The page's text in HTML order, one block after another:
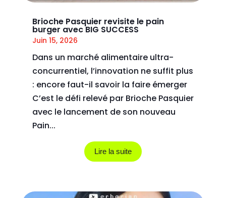
Brioche Pasquier revisite le pain
burger avec BIG SUCCESS
Juin 15, 2026
Dans un marché alimentaire ultra-
concurrentiel, l’innovation ne suffit plus
: encore faut-il savoir la faire émerger
C’est le défi relevé par Brioche Pasquier
avec le lancement de son nouveau
Pain...
Lire la suite